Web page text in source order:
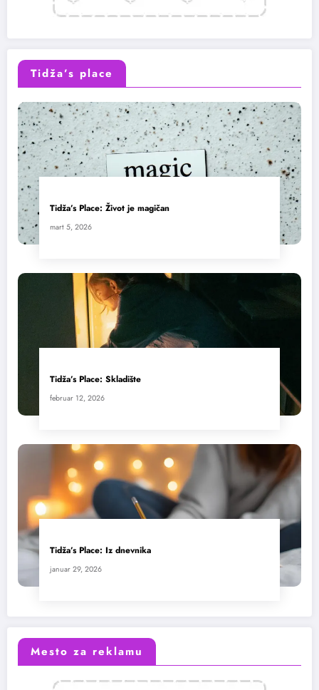
Tidža’s place
Tidža’s Place: Život je magičan
mart 5, 2026
Tidža’s Place: Skladište
februar 12, 2026
Tidža’s Place: Iz dnevnika
januar 29, 2026
Mesto za reklamu